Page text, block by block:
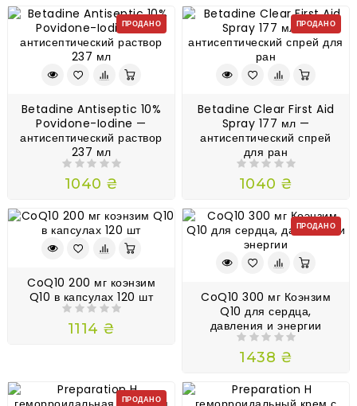
ПРОДАНО
Betadine Antiseptic 10%
Povidone-Iodine —
антисептический раствор
237 мл
1040 ₴
ПРОДАНО
Betadine Clear First Aid
Spray 177 мл —
антисептический спрей
для ран
1040 ₴
CoQ10 200 мг коэнзим
Q10 в капсулах 120 шт
1114 ₴
ПРОДАНО
CoQ10 300 мг Коэнзим
Q10 для сердца,
давления и энергии
1438 ₴
ПРОДАНО